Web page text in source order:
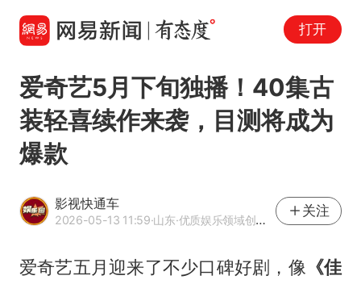
打开
爱奇艺5月下旬独播！40集古
装轻喜续作来袭，目测将成为
爆款
影视快通车
2026-05-13 11:59·山东·优质娱乐领域创作者
关注
爱奇艺五月迎来了不少口碑好剧，像 《佳